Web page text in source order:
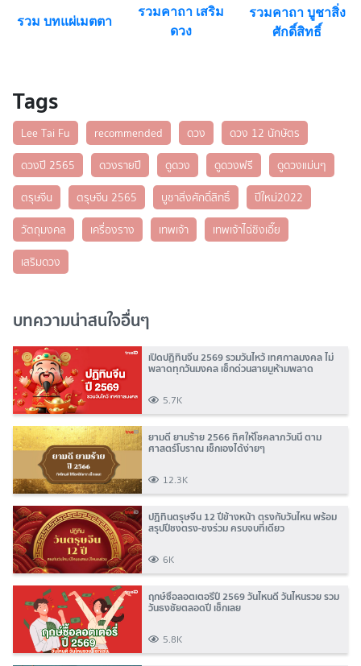
รวม บทแผ่เมตตา
รวมคาถา เสริม
ดวง
รวมคาถา บูชาสิ่ง
ศักดิ์สิทธิ์
Tags
Lee Tai Fu recommended ดวง
ดวง 12 นักษัตร
ดวงปี 2565
ดวงรายปี ดูดวง ดูดวงฟรี
ดูดวงแม่นๆ
ตรุษจีน
ตรุษจีน 2565 บูชาสิ่งศักดิ์สิทธิ์
ปีใหม่2022
วัตถุมงคล
เครื่องราง เทพเจ้า
เทพเจ้าไฉ่ซิงเอี๊ย
เสริมดวง
บทความน่าสนใจอื่นๆ
เปิดปฏิทินจีน 2569 รวมวันไหว้ เทศกาลมงคล ไม่
พลาดทุกวันมงคล เช็กด่วนสายมูห้ามพลาด
5.7K
ยามดี ยามร้าย 2566 ทิศให้โชคลาภวันนี้ ตาม
ศาสตร์โบราณ เช็กเองได้ง่ายๆ
12.3K
ปฏิทินตรุษจีน 12 ปีข้างหน้า ตรงกับวันไหน พร้อม
สรุปปีชงตรง-ชงร่วม ครบจบที่เดียว
6K
ฤกษ์ซื้อลอตเตอรี่ปี 2569 วันไหนดี วันไหนรวย รวม
วันธงชัยตลอดปี เช็กเลย
5.8K